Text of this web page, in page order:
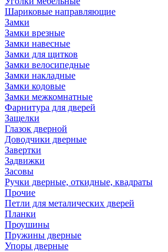
Шариковые направляющие
Замки
Замки врезные
Замки навесные
Замки для щитков
Замки велосипедные
Замки накладные
Замки кодовые
Замки межкомнатные
Фарнитура для дверей
Защелки
Глазок дверной
Доводчики дверные
Завертки
Задвижки
Засовы
Ручки дверные, откидные, квадраты
Прочие
Петли для металических дверей
Планки
Проушины
Пружины дверные
Упоры дверные